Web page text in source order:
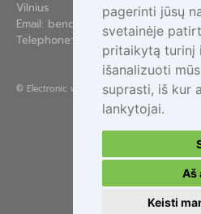
pagerinti jūsų
svetainėje
pritaikytą turinį
išanalizuoti
suprasti, iš kur
lankytojai.
Aš
Keisti
Vilnius
Email: bendras@epa.lt
Telephone:
+370 695 55111
© Electronic waste management